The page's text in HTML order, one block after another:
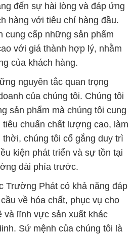
đến sự hài lòng và đáp ứng
hàng với tiêu chí hàng đầu.
cung cấp những sản phẩm
với giá thành hợp lý, nhằm
của khách hàng.
nguyên tắc quan trọng
của chúng tôi. Chúng tôi
sản phẩm mà chúng tôi cung
chuẩn chất lượng cao, làm
chúng tôi cố gắng duy trì
kiện phát triển và sự tồn tại
dài phía trước.
Trường Phát có khả năng đáp
về hóa chất, phục vụ cho
và lĩnh vực sản xuất khác
Sứ mệnh của chúng tôi là